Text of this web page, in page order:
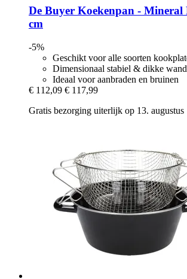
De Buyer Koekenpan -​ Mineral
cm
-5%
Geschikt voor alle soorten
Dimensionaal stabiel & dikke
Ideaal voor aanbraden en bruinen
€ 112,09 € 117,99
Gratis bezorging uiterlijk op 13. augustus